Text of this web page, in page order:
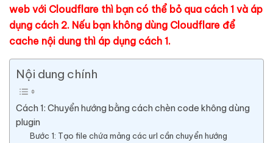
web với Cloudflare thì bạn có thể bỏ qua cách 1 và áp
dụng cách 2. Nếu bạn không dùng Cloudflare để
cache nội dung thì áp dụng cách 1.
Nội dung chính
Cách 1: Chuyển hướng bằng cách chèn code không dùng
plugin
Bước 1: Tạo file chứa mảng các url cần chuyển hướng